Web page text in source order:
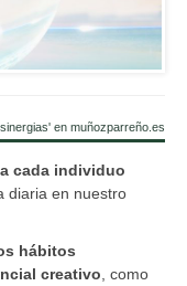
en muñozparreño.es
cada individuo
diaria en nuestro
hábitos
creativo , como